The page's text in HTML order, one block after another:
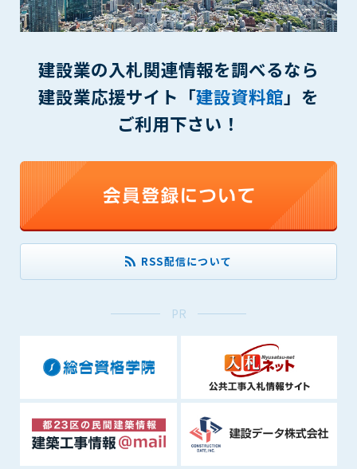
建設業の入札関連情報を調べるなら
建設業応援サイト「建設資料館」を
ご利用下さい！
RSS配信について
PR
第11条（運用の停止）
停電や天災等の不可抗力、または保守・点検・加入者の利便性
とがあります。運用停止については事前に建設資料館WEB上で
通知申し上げますが、緊急時はその限りではありません。
第12条（変更の届出）
会員は、住所、電話番号、その他管理者への届出内容に変更が
とします。届出がなかったことで会員が不利益を被ったとして
も、管理者は一切その責任を負いません。
第13条（退会／広告掲載解除）
1. サポーター会員が本サービスへの広告掲載を解約する場合
は、契約期間終了月の10日までに書面・電話等で管理者宛に
月末をもって解約とします。
3. いかなる事由によっても、すでにお支払済の料金等の払い戻
しや、日割り計算はしないことを承諾するものとします。
第14条（契約の継続）
上記13条に規定する退会の意思表示がなき場合、次期契約を自
第15条（準拠法・管轄裁判所）
本規約の準拠法は日本法とします。本規約をめぐる一切の紛争